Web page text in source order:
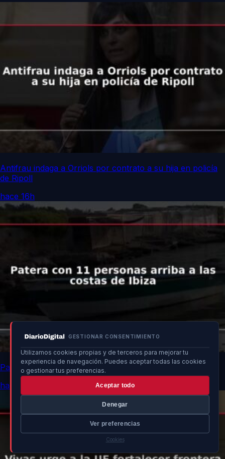
GESTIONAR CONSENTIMIENTO
Utilizamos cookies propias y de terceros para mejorar tu
experiencia de navegación. Puedes aceptar todas las cookies
o gestionar tus preferencias.
Aceptar todo
Denegar
Ver preferencias
Cookies
Antifrau indaga a Orriols por contrato a su hija en policía
de Ripoll
hace 16h
Patera con 11 personas arriba a las costas de Ibiza
hace 16h